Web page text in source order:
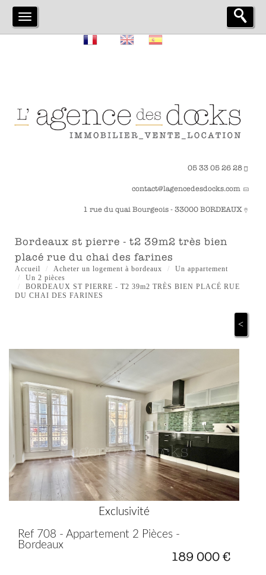
05 33 05 26 28
contact@lagencedesdocks.com
1 rue du quai Bourgeois - 33000 BORDEAUX
bordeaux st pierre - t2 39m2 très bien
placé rue du chai des farines
Accueil Acheter un logement à bordeaux
Un appartement
Un 2 pièces
BORDEAUX ST PIERRE - T2 39m2 TRÈS BIEN PLACÉ RUE
DU CHAI DES FARINES
<
Exclusivité
Ref 708 - Appartement 2 Pièces -
Bordeaux
189 000 €